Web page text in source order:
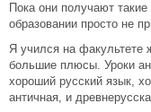
Пока они получают такие
образовании просто не
Я учился на факультете
большие плюсы. Уроки
хороший русский язык,
античная, и